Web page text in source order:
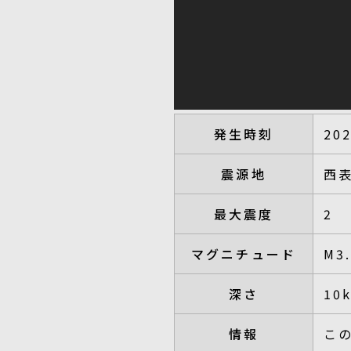
発生時刻
震源地 西
最大震度 2
マグニチュード
深さ
情報 こ